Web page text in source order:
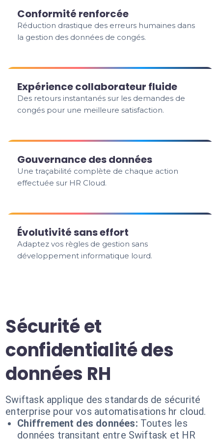
Conformité renforcée
Réduction drastique des erreurs humaines dans
la gestion des données de congés.
Expérience collaborateur fluide
Des retours instantanés sur les demandes de
congés pour une meilleure satisfaction.
Gouvernance des données
Une traçabilité complète de chaque action
effectuée sur HR Cloud.
Évolutivité sans effort
Adaptez vos règles de gestion sans
développement informatique lourd.
Sécurité et
confidentialité des
données RH
Swiftask applique des standards de sécurité
enterprise pour vos automatisations hr cloud.
Chiffrement des données: Toutes les
données transitant entre Swiftask et HR